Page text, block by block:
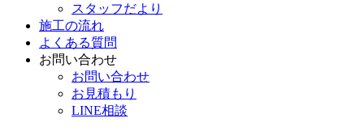
スタッフだより
施工の流れ
よくある質問
お問い合わせ
お問い合わせ
お見積もり
LINE相談